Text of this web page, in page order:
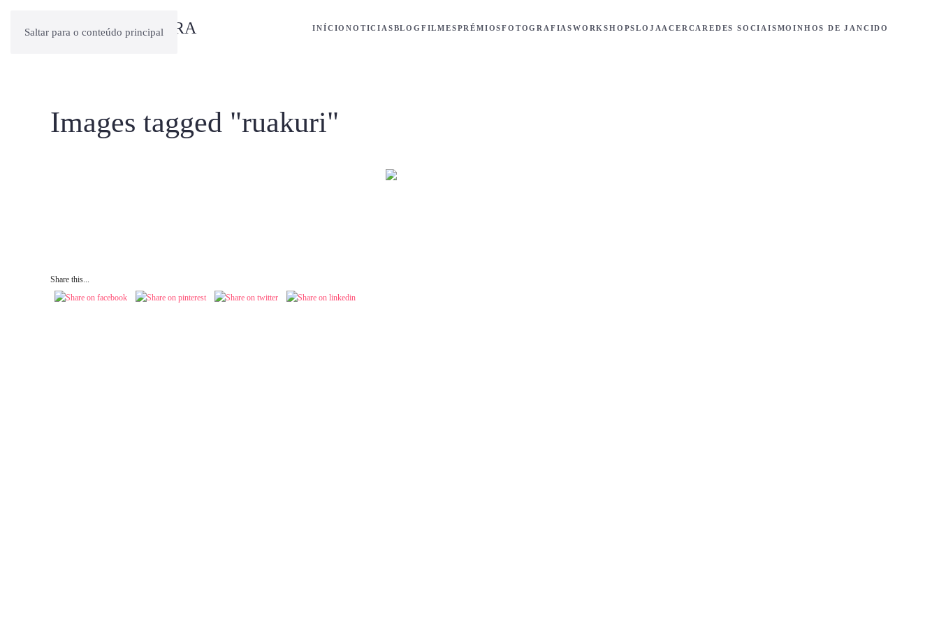
Saltar para o conteúdo principal INÍCIONOTICIASBLOG FILMESPRÉMIOSFOTOGRAFIASWORKSHOPSLOJA ACERCAREDES SOCIAISMOINHOS DE JANCIDO
Images tagged "ruakuri"
Share this...